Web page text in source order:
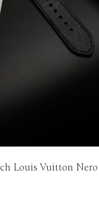
Louis Vuitton